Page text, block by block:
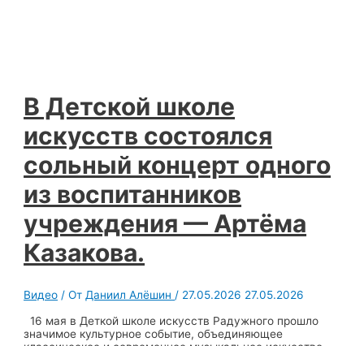
В Детской школе
искусств состоялся
сольный концерт одного
из воспитанников
учреждения — Артёма
Казакова.
Видео / От Даниил Алёшин / 27.05.2026 27.05.2026
16 мая в Деткой школе искусств Радужного прошло
значимое культурное событие, объединяющее